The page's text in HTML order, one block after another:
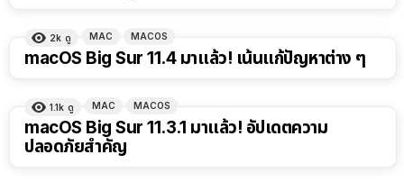
2k ดู MAC MACOS
macOS Big Sur 11.4 มาแล้ว! เน้นแก้ปัญหาต่าง ๆ
1.1k ดู MAC MACOS
macOS Big Sur 11.3.1 มาแล้ว! อัปเดตความ
ปลอดภัยสำคัญ